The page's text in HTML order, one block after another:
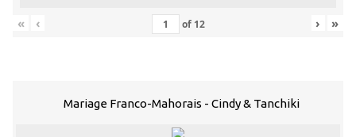
« ‹ of 12 › »
Mariage Franco-Mahorais - Cindy & Tanchiki